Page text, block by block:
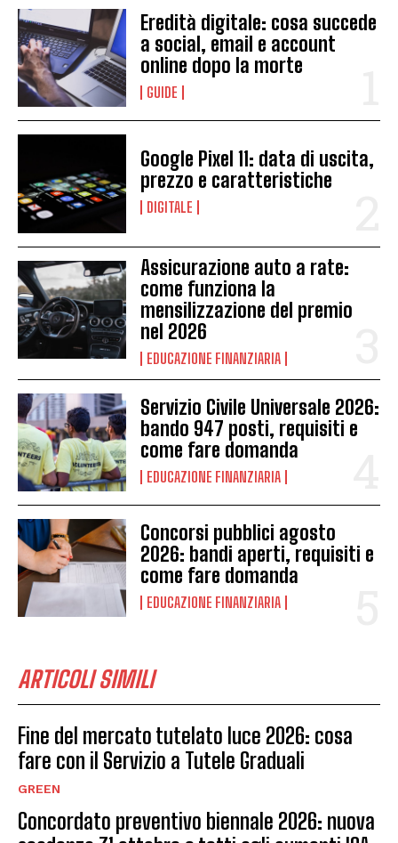
Eredità digitale: cosa succede
a social, email e account
online dopo la morte
GUIDE
Google Pixel 11: data di uscita,
prezzo e caratteristiche
DIGITALE
Assicurazione auto a rate:
come funziona la
mensilizzazione del premio
nel 2026
EDUCAZIONE FINANZIARIA
Servizio Civile Universale 2026:
bando 947 posti, requisiti e
come fare domanda
EDUCAZIONE FINANZIARIA
Concorsi pubblici agosto
2026: bandi aperti, requisiti e
come fare domanda
EDUCAZIONE FINANZIARIA
ARTICOLI SIMILI
Fine del mercato tutelato luce 2026: cosa
fare con il Servizio a Tutele Graduali
GREEN
Concordato preventivo biennale 2026: nuova